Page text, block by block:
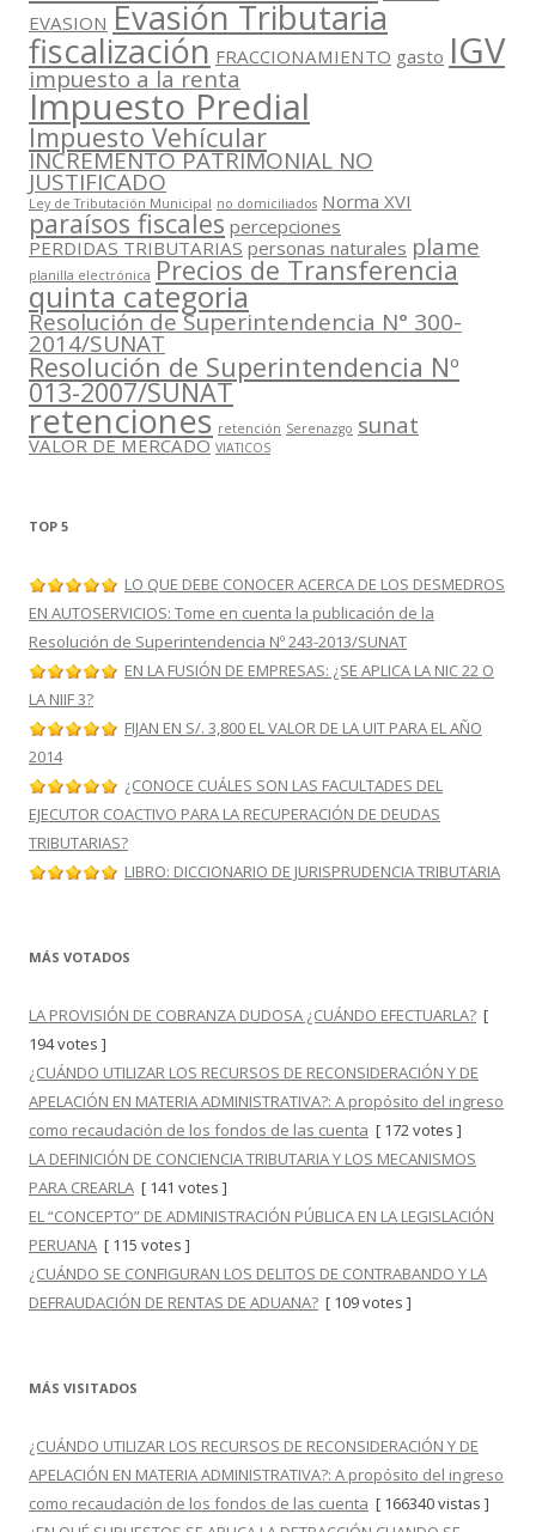
EVASION Evasión Tributaria
fiscalización FRACCIONAMIENTO gasto IGV
impuesto a la renta
Impuesto Predial
Impuesto Vehícular
INCREMENTO PATRIMONIAL NO
JUSTIFICADO
Ley de Tributación Municipal no domiciliados Norma XVI
paraísos fiscales percepciones
PERDIDAS TRIBUTARIAS personas naturales plame
planilla electrónica Precios de Transferencia
quinta categoria
Resolución de Superintendencia N° 300-
2014/SUNAT
Resolución de Superintendencia Nº
013-2007/SUNAT
retenciones retención Serenazgo sunat
VALOR DE MERCADO VIATICOS
TOP 5
LO QUE DEBE CONOCER ACERCA DE LOS DESMEDROS
EN AUTOSERVICIOS: Tome en cuenta la publicación de la
Resolución de Superintendencia Nº 243-2013/SUNAT
EN LA FUSIÓN DE EMPRESAS: ¿SE APLICA LA NIC 22 O
LA NIIF 3?
FIJAN EN S/. 3,800 EL VALOR DE LA UIT PARA EL AÑO
2014
¿CONOCE CUÁLES SON LAS FACULTADES DEL
EJECUTOR COACTIVO PARA LA RECUPERACIÓN DE DEUDAS
TRIBUTARIAS?
LIBRO: DICCIONARIO DE JURISPRUDENCIA TRIBUTARIA
MÁS VOTADOS
LA PROVISIÓN DE COBRANZA DUDOSA ¿CUÁNDO EFECTUARLA? [
194 votes ]
¿CUÁNDO UTILIZAR LOS RECURSOS DE RECONSIDERACIÓN Y DE
APELACIÓN EN MATERIA ADMINISTRATIVA?: A propósito del ingreso
como recaudación de los fondos de las cuenta [ 172 votes ]
LA DEFINICIÓN DE CONCIENCIA TRIBUTARIA Y LOS MECANISMOS
PARA CREARLA [ 141 votes ]
EL “CONCEPTO” DE ADMINISTRACIÓN PÚBLICA EN LA LEGISLACIÓN
PERUANA [ 115 votes ]
¿CUÁNDO SE CONFIGURAN LOS DELITOS DE CONTRABANDO Y LA
DEFRAUDACIÓN DE RENTAS DE ADUANA? [ 109 votes ]
MÁS VISITADOS
¿CUÁNDO UTILIZAR LOS RECURSOS DE RECONSIDERACIÓN Y DE
APELACIÓN EN MATERIA ADMINISTRATIVA?: A propósito del ingreso
como recaudación de los fondos de las cuenta [ 166340 vistas ]